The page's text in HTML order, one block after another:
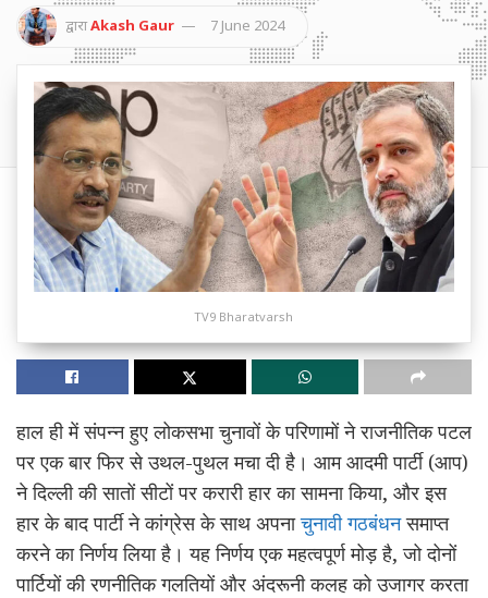
द्वाराAkash Gaur 7 June 2024
TV9 Bharatvarsh
हाल ही में संपन्न हुए लोकसभा चुनावों के परिणामों ने राजनीतिक पटल
पर एक बार फिर से उथल-पुथल मचा दी है। आम आदमी पार्टी (आप)
ने दिल्ली की सातों सीटों पर करारी हार का सामना किया, और इस
हार के बाद पार्टी ने कांग्रेस के साथ अपनाचुनावी गठबंधनसमाप्त
करने का निर्णय लिया है। यह निर्णय एक महत्वपूर्ण मोड़ है, जो दोनों
पार्टियों की रणनीतिक गलतियों और अंदरूनी कलह को उजागर करता